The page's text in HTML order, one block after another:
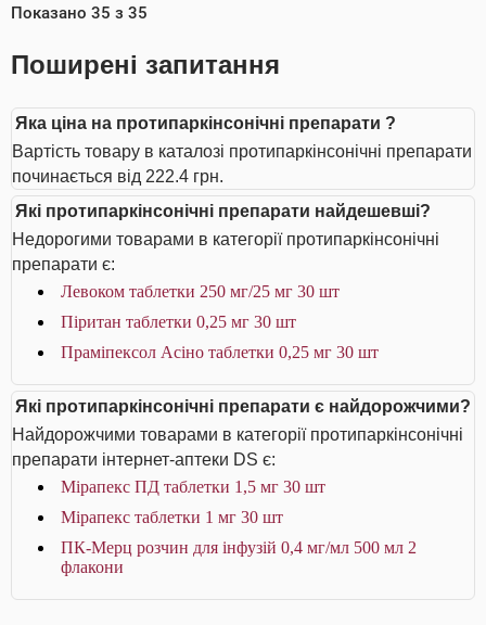
Показано 35 з 35
Поширені запитання
Яка ціна на протипаркінсонічні препарати ?
Вартість товару в каталозі протипаркінсонічні препарати
починається від 222.4 грн.
Які протипаркінсонічні препарати найдешевші?
Недорогими товарами в категорії протипаркінсонічні
препарати є:
Левоком таблетки 250 мг/25 мг 30 шт
Піритан таблетки 0,25 мг 30 шт
Праміпексол Асіно таблетки 0,25 мг 30 шт
Які протипаркінсонічні препарати є найдорожчими?
Найдорожчими товарами в категорії протипаркінсонічні
препарати інтернет-аптеки DS є:
Мірапекс ПД таблетки 1,5 мг 30 шт
Мірапекс таблетки 1 мг 30 шт
ПК-Мерц розчин для інфузій 0,4 мг/мл 500 мл 2
флакони